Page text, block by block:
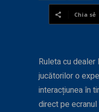
Chia sẻ
Ruleta cu
jucătorilor o
interacțiunea în
direct pe